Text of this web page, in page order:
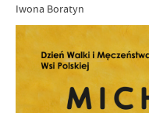
Iwona Boratyn